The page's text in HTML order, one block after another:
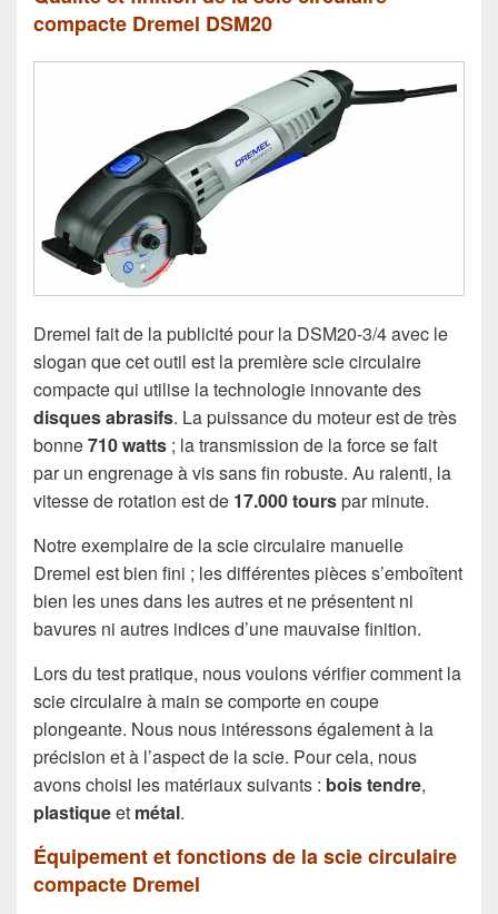
compacte Dremel DSM20
Dremel fait de la publicité pour la DSM20-3/4 avec le
slogan que cet outil est la première scie circulaire
compacte qui utilise la technologie innovante des
disques abrasifs. La puissance du moteur est de très
bonne710 watts ; la transmission de la force se fait
par un engrenage à vis sans fin robuste. Au ralenti, la
vitesse de rotation est de 17.000 tourspar minute.
Notre exemplaire de la scie circulaire manuelle
Dremel est bien fini ; les différentes pièces s’emboîtent
bien les unes dans les autres et ne présentent ni
bavures ni autres indices d’une mauvaise finition.
Lors du test pratique, nous voulons vérifier comment la
scie circulaire à main se comporte en coupe
plongeante. Nous nous intéressons également à la
précision et à l’aspect de la scie. Pour cela, nous
avons choisi les matériaux suivants : bois tendre,
plastiqueet métal.
Équipement et fonctions de la scie circulaire
compacte Dremel